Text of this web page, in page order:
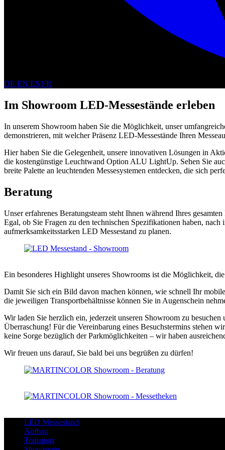
DE EN ES FR
Im Showroom LED-Messestände erleben
In unserem Showroom haben Sie die Möglichkeit, unser
demonstrieren, mit welcher Präsenz LED-Messestände Ihren
Hier haben Sie die Gelegenheit, unsere innovativen Lösungen in
die kostengünstige Leuchtwand Option ALU LightUp. Sehen Sie
breite Palette an leuchtenden Messesystemen entdecken, die sich
Beratung
Unser erfahrenes Beratungsteam steht Ihnen während Ihres
Egal, ob Sie Fragen zu den technischen Spezifikationen haben,
aufmerksamkeitsstarken LED Messestand zu planen.
Ein besonderes Highlight unseres Showrooms ist die Möglichkeit,
Damit Sie sich ein Bild davon machen können, wie schnell Ihr
die jeweiligen Transportbehältnisse können Sie in Augenschein
Wir laden Sie herzlich ein, jederzeit unseren Showroom zu
Überraschung! Für die Vereinbarung eines Besuchstermins stehen
keine Sorge bezüglich der Parkmöglichkeiten – wir haben
Wir freuen uns darauf, Sie bald bei uns begrüßen zu dürfen!
LED Messestand
Aufbau
Transport